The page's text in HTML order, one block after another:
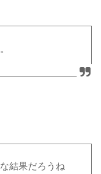
結果だろうね